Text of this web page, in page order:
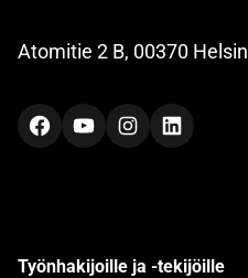
Atomitie 2 B, 00370
FacebookYouTubeInstagramLinkedIn
Työnhakijoille ja -tekijöille